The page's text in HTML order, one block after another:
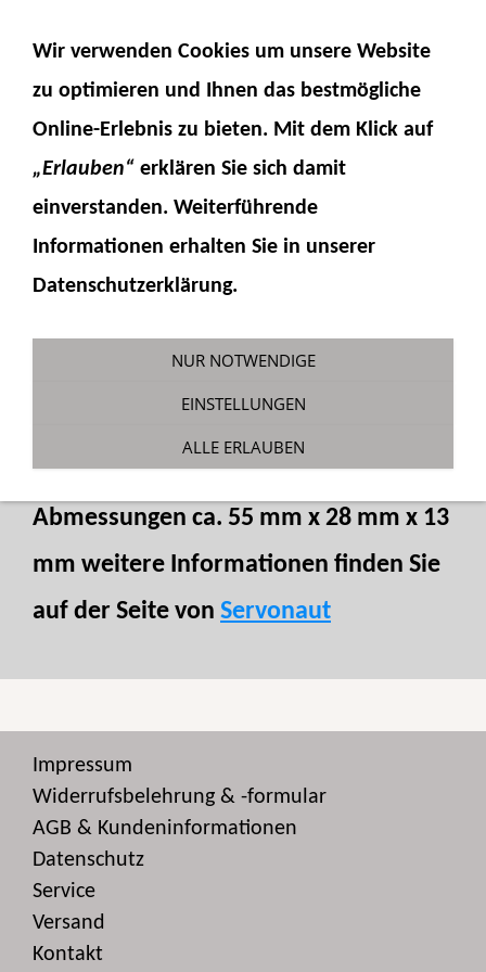
SM3
Nachfolger des bewährten SMT,
Abmessungen ca. 55 mm x 28 mm x 13
mm weitere Informationen finden Sie
auf der Seite von Servonaut
Impressum
Widerrufsbelehrung & -formular
AGB & Kundeninformationen
Datenschutz
Service
Versand
Kontakt
Wir verwenden Cookies um unsere Website
zu optimieren und Ihnen das bestmögliche
Online-Erlebnis zu bieten. Mit dem Klick auf
„Erlauben“ erklären Sie sich damit
einverstanden. Weiterführende
Informationen erhalten Sie in unserer
Datenschutzerklärung.
NUR NOTWENDIGE
EINSTELLUNGEN
ALLE ERLAUBEN